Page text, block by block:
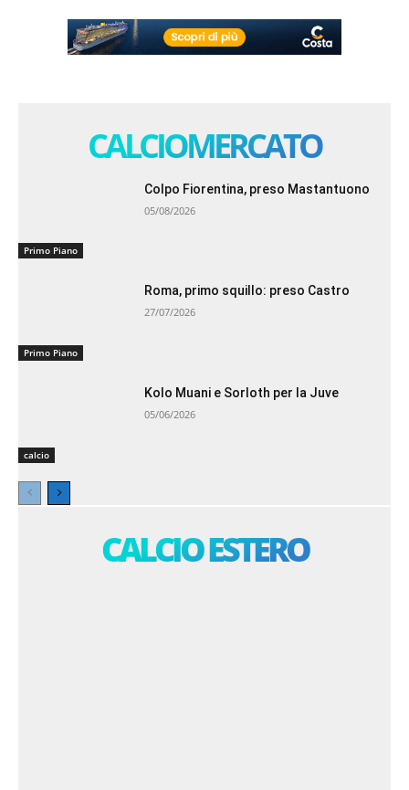
CALCIOMERCATO
Primo Piano
Colpo Fiorentina, preso Mastantuono
05/08/2026
Primo Piano
Roma, primo squillo: preso Castro
27/07/2026
calcio
Kolo Muani e Sorloth per la Juve
05/06/2026
CALCIO ESTERO